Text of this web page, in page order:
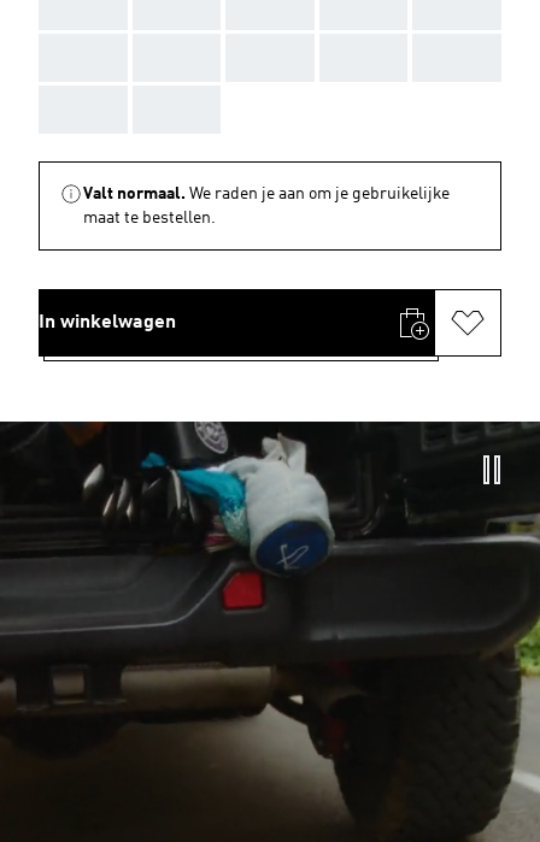
Valt normaal. We raden je aan om je gebruikelijke
maat te bestellen.
In winkelwagen